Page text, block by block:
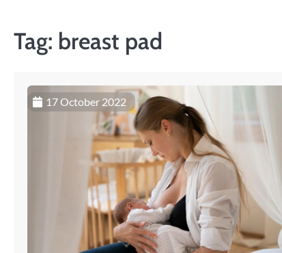
Tag: breast pad
17 October 2022